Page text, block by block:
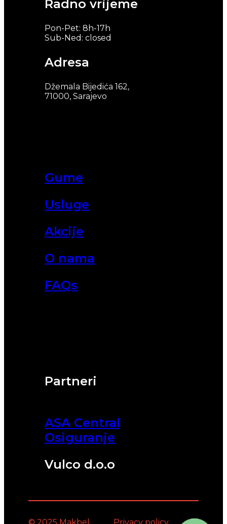
Partneri
ASA Central
Osiguranje
Vulco d.o.o
Gume
Usluge
Akcije
O nama
FAQs
Radno vrijeme
Pon-Pet: 8h-17h
Sub-Ned: closed
Adresa
Džemala Bijedića 162,
71000, Sarajevo